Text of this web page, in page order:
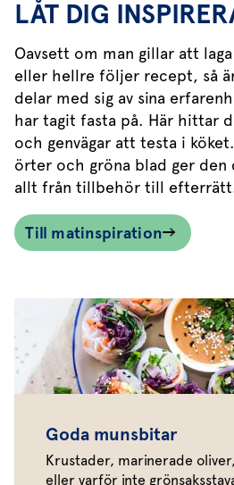
LÅT DIG
Oavsett om man gillar att
eller hellre följer recept, så
delar med sig av sina
har tagit fasta på. Här hittar
och genvägar att testa i
örter och gröna blad ger den
allt från tillbehör till
Till matinspiration
Goda munsbitar
Krustader, marinerade
eller varför inte